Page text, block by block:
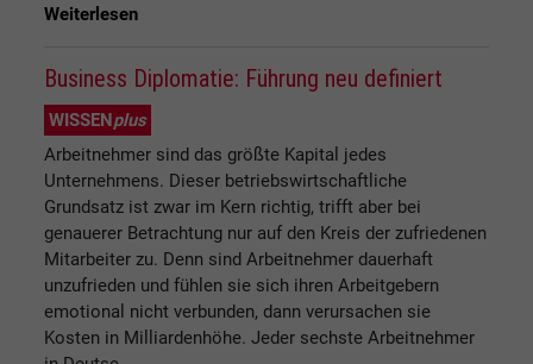
Weiterlesen
Business Diplomatie: Führung neu definiert
WISSEN plus
Arbeitnehmer sind das größte Kapital jedes
Unternehmens. Dieser betriebswirtschaftliche
Grundsatz ist zwar im Kern richtig, trifft aber bei
genauerer Betrachtung nur auf den Kreis der zufriedenen
Mitarbeiter zu. Denn sind Arbeitnehmer dauerhaft
unzufrieden und fühlen sie sich ihren Arbeitgebern
emotional nicht verbunden, dann verursachen sie
Kosten in Milliardenhöhe. Jeder sechste Arbeitnehmer